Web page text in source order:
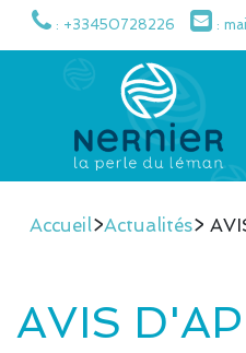
: +33450728226 :
Accueil>Actualités>
AVIS